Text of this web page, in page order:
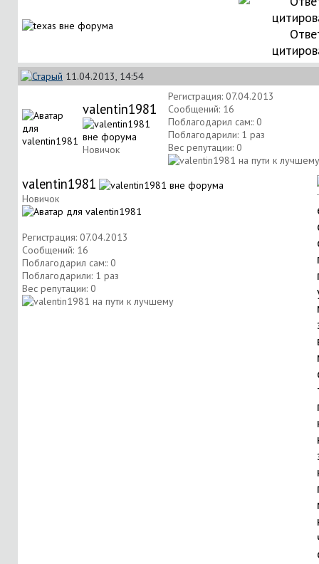
11.04.2013, 14:54
valentin1981
Новичок
Регистрация: 07.04.2013
Сообщений: 16
Поблагодарил сам:: 0
Поблагодарили: 1 раз
Вес репутации: 0
valentin1981
Новичок
Регистрация: 07.04.2013
Сообщений: 16
Поблагодарил сам:: 0
Поблагодарили: 1 раз
Вес репутации: 0